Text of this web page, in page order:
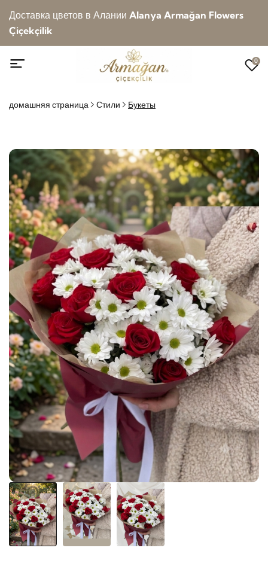
Доставка цветов в Алании Alanya Armağan Flowers
Çiçekçilik
0
домашняя страница Стили Букеты